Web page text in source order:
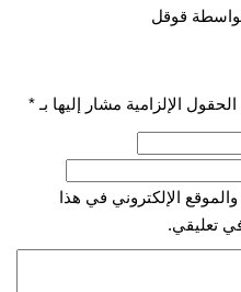
قوقل
الحقول الإلزامية مشار إليها بـ *
الإلكتروني في هذا
تعليقي.